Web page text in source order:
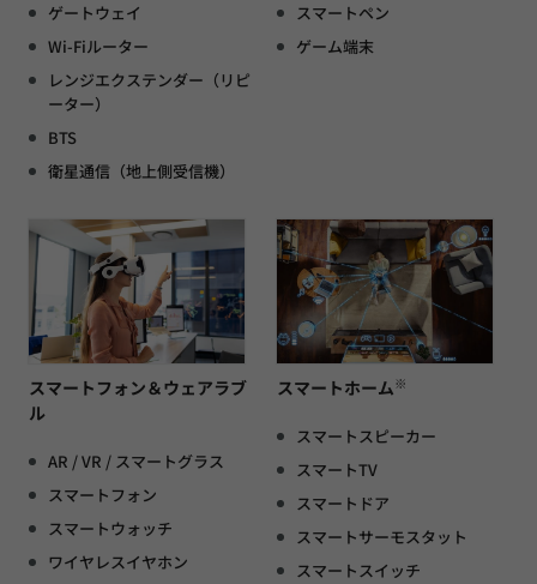
ゲートウェイ
Wi-Fiルーター
レンジエクステンダー（リピ
ーター）
BTS
衛星通信（地上側受信機）
スマートペン
ゲーム端末
スマートフォン＆ウェアラブ
ル
AR / VR / スマートグラス
スマートフォン
スマートウォッチ
ワイヤレスイヤホン
スマートホーム ※
スマートスピーカー
スマートTV
スマートドア
スマートサーモスタット
スマートスイッチ